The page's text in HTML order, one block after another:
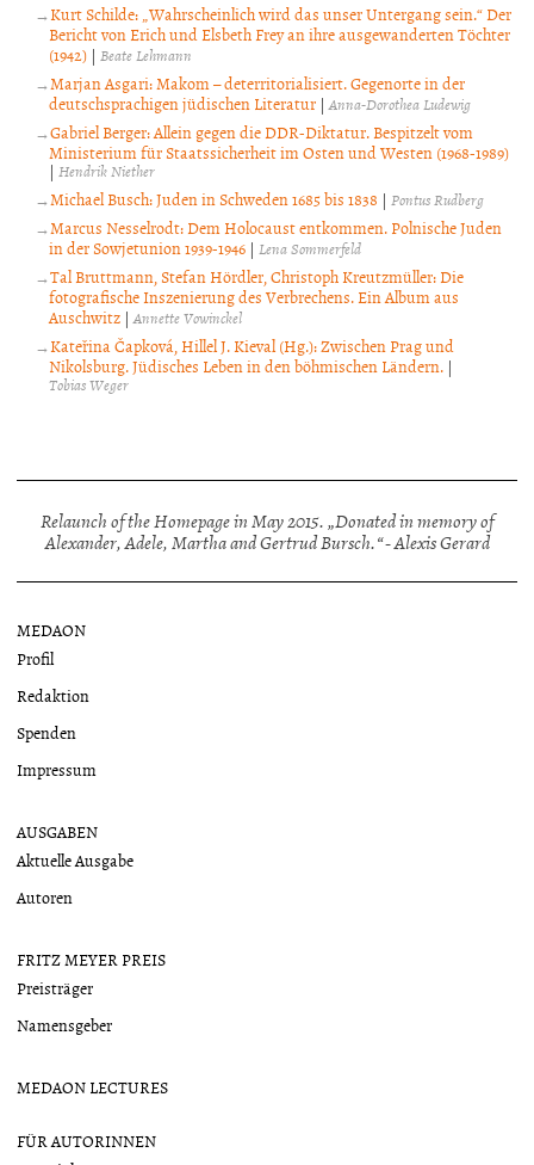
Kurt Schilde: „Wahrscheinlich wird das unser Untergang sein.“ Der
Bericht von Erich und Elsbeth Frey an ihre ausgewanderten Töchter
(1942) | Beate Lehmann
Marjan Asgari: Makom – deterritorialisiert. Gegenorte in der
deutschsprachigen jüdischen Literatur |Anna-Dorothea Ludewig
Gabriel Berger: Allein gegen die DDR-Diktatur. Bespitzelt vom
Ministerium für Staatssicherheit im Osten und Westen (1968-1989)
| Hendrik Niether
Michael Busch: Juden in Schweden 1685 bis 1838 |Pontus Rudberg
Marcus Nesselrodt: Dem Holocaust entkommen. Polnische Juden
in der Sowjetunion 1939-1946 | Lena Sommerfeld
Tal Bruttmann, Stefan Hördler, Christoph Kreutzmüller: Die
fotografische Inszenierung des Verbrechens. Ein Album aus
Auschwitz |Annette Vowinckel
Kateřina Čapková, Hillel J. Kieval (Hg.): Zwischen Prag und
Nikolsburg. Jüdisches Leben in den böhmischen Ländern. |
Tobias Weger
Relaunch of the Homepage in May 2015. „Donated in memory of
Alexander, Adele, Martha and Gertrud Bursch.“ - Alexis Gerard
MEDAON
Profil
Redaktion
Spenden
Impressum
AUSGABEN
Aktuelle Ausgabe
Autoren
FRITZ MEYER PREIS
Preisträger
Namensgeber
MEDAON LECTURES
FÜR AUTORINNEN